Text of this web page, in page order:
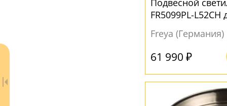
Подвесной
FR5099PL-L52CH
Freya (Германия)
61 990 ₽